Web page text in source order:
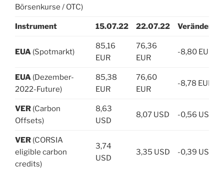
Börsenkurse / OTC)
Instrument 15.07.22 22.07.22
EUA (Spotmarkt)
85,16
EUR
76,36
EUR
-8,80 EUR
EUA (Dezember-
2022-Future)
85,38
EUR
76,60
EUR
-8,78 EUR
VER (Carbon
Offsets)
8,63
USD
8,07 USD -0,56 USD
VER (CORSIA
eligible carbon
credits)
3,74
USD
3,35 USD -0,39 USD